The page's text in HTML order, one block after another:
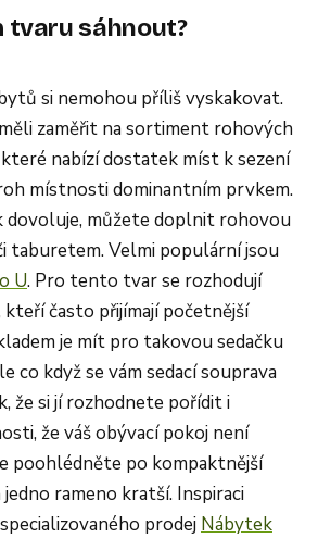
tvaru sáhnout?
si nemohou příliš vyskakovat.
zaměřit na sortiment rohových
které nabízí dostatek míst k sezení
místnosti dominantním prvkem.
dovoluje, můžete doplnit rohovou
taburetem. Velmi populární jsou
U. Pro tento tvar se rozhodují
často přijímají početnější
je mít pro takovou sedačku
co když se vám sedací souprava
že si jí rozhodnete pořídit i
že váš obývací pokoj není
poohlédněte po kompaktnější
rameno kratší. Inspiraci
prodej Nábytek